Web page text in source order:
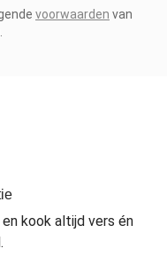
voorwaarden van
kook altijd vers én